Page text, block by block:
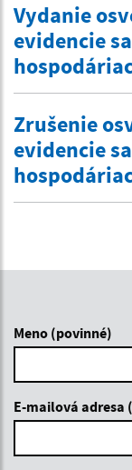
Vydanie
evidencie
Zrušenie
evidencie
Meno (povinné)
E-mailová adresa